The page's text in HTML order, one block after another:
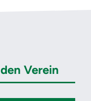
Verein